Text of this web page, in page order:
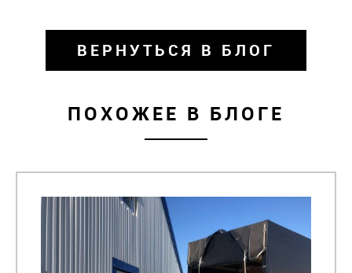
ВЕРНУТЬСЯ В БЛОГ
ПОХОЖЕЕ В БЛОГЕ